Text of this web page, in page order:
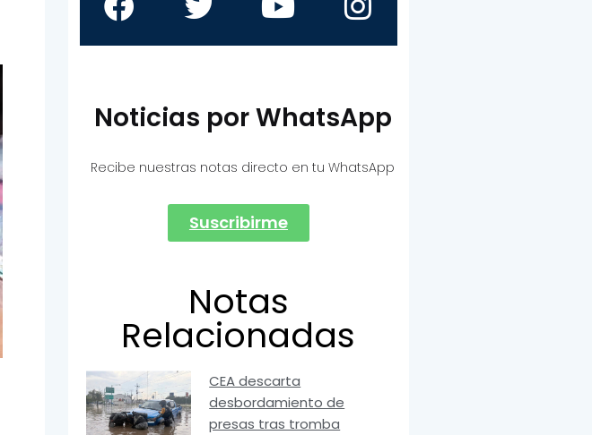
Noticias por WhatsApp
Recibe nuestras notas directo en tu WhatsApp
Suscribirme
Notas
Relacionadas
CEA descarta
desbordamiento de
presas tras tromba